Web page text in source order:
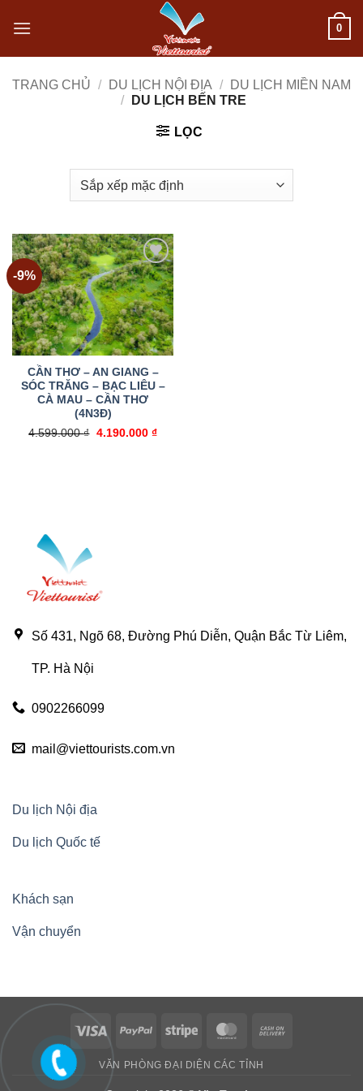
nội
0
TRANG CHỦ / DU LỊCH NỘI ĐỊA /
DU LỊCH MIỀN NAM
/
DU LỊCH BẾN TRE
LỌC
-9%
Add to
wishlist
CẦN THƠ – AN GIANG –
SÓC TRĂNG – BẠC LIÊU –
CÀ MAU – CẦN THƠ
(4N3Đ)
4.599.000₫ Giá
4.190.000 ₫Giá
Số 431, Ngõ 68, Đường Phú Diễn, Quận Bắc Từ Liêm,
TP. Hà Nội
0902266099
mail@viettourists.com.vn
Du lịch Nội địa
Du lịch Quốc tế
Khách sạn
Vận chuyển
Visa PayPal Stripe MasterCard
VĂN PHÒNG ĐẠI DIỆN CÁC TỈNH